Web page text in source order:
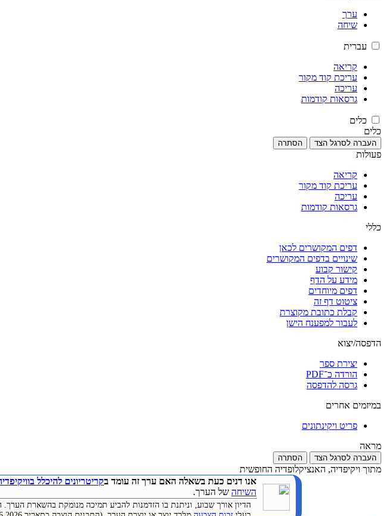
ערך
שיחה
עברית
קריאה
עריכת קוד מקור
עריכה
גרסאות קודמות
כלים
כלים
העברה לסרגל הצד הסתרה
פעולות
קריאה
עריכת קוד מקור
עריכה
גרסאות קודמות
כללי
דפים המקושרים לכאן
שינויים בדפים המקושרים
קישור קבוע
מידע על הדף
דפים מיוחדים
ציטוט דף זה
קבלת כתובת מקוצרת
לעבור למפענח הישן
הדפסה/יצוא
יצירת ספר
הורדה כ־PDF
גרסה להדפסה
במיזמים אחרים
פריט ויקינתונים
מראה
העברה לסרגל הצד הסתרה
מתוך ויקיפדיה, האנציקלופדיה החופשית
אנו דנים כעת בשאלה האם ערך זה עומד בקריטריונים להיכלל
השיחה של הערך.
הדיון אורך שבוע, וניתנת בו הזדמנות להביע תמיכה מנומקת בהשארת הערך.